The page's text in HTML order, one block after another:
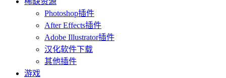
Photoshop插件
After Effects插件
Adobe Illustrator插件
汉化软件下载
其他插件
游戏